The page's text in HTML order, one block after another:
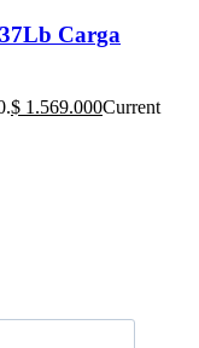
Carga
$ 1.569.000Current